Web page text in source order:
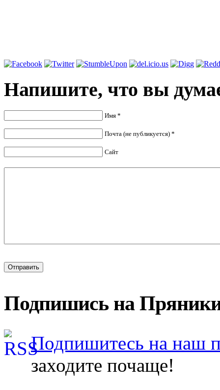
Напишите, что вы
Имя *
Почта (не публикуется) *
Сайт
Подпишись на
Подпишитесь на наш
заходите почаще!